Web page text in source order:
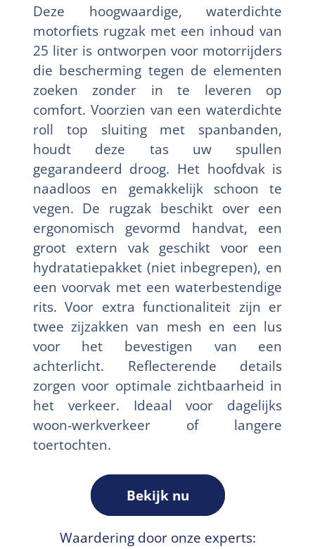
Deze hoogwaardige, waterdichte
motorfiets rugzak met een inhoud van
25 liter is ontworpen voor motorrijders
die bescherming tegen de elementen
zoeken zonder in te leveren op
comfort. Voorzien van een waterdichte
roll top sluiting met spanbanden,
houdt deze tas uw spullen
gegarandeerd droog. Het hoofdvak is
naadloos en gemakkelijk schoon te
vegen. De rugzak beschikt over een
ergonomisch gevormd handvat, een
groot extern vak geschikt voor een
hydratatiepakket (niet inbegrepen), en
een voorvak met een waterbestendige
rits. Voor extra functionaliteit zijn er
twee zijzakken van mesh en een lus
voor het bevestigen van een
achterlicht. Reflecterende details
zorgen voor optimale zichtbaarheid in
het verkeer. Ideaal voor dagelijks
woon-werkverkeer of langere
toertochten.
Bekijk nu
Waardering door onze experts: